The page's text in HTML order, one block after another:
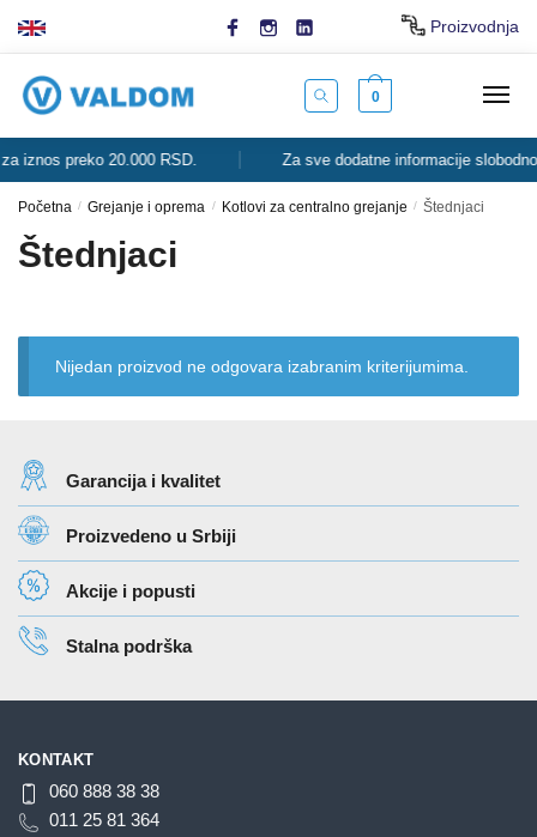
Proizvodnja
0
preko 20.000 RSD. Za sve dodatne informacije slobodno nas
Početna / Grejanje i oprema / Kotlovi za centralno grejanje / Štednjaci
Štednjaci
Nijedan proizvod ne odgovara izabranim kriterijumima.
Garancija i kvalitet
Proizvedeno u Srbiji
Akcije i popusti
Stalna podrška
KONTAKT
060 888 38 38
011 25 81 364